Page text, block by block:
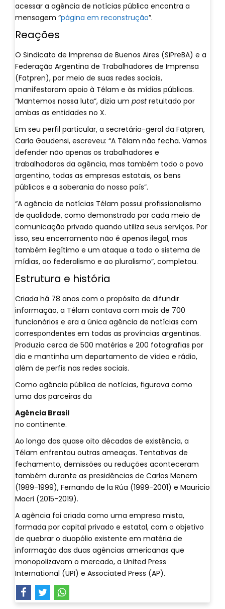
acessar a agência de notícias pública encontra a
mensagem “página em reconstrução”.
Reações
O Sindicato de Imprensa de Buenos Aires (SiPreBA) e a
Federação Argentina de Trabalhadores de Imprensa
(Fatpren), por meio de suas redes sociais,
manifestaram apoio à Télam e às mídias públicas.
“Mantemos nossa luta”, dizia um postretuitado por
ambas as entidades no X.
Em seu perfil particular, a secretária-geral da Fatpren,
Carla Gaudensi, escreveu: “A Télam não fecha. Vamos
defender não apenas os trabalhadores e
trabalhadoras da agência, mas também todo o povo
argentino, todas as empresas estatais, os bens
públicos e a soberania do nosso país”.
“A agência de notícias Télam possui profissionalismo
de qualidade, como demonstrado por cada meio de
comunicação privado quando utiliza seus serviços. Por
isso, seu encerramento não é apenas ilegal, mas
também ilegítimo e um ataque a todo o sistema de
mídias, ao federalismo e ao pluralismo”, completou.
Estrutura e história
Criada há 78 anos com o propósito de difundir
informação, a Télam contava com mais de 700
funcionários e era a única agência de notícias com
correspondentes em todas as províncias argentinas.
Produzia cerca de 500 matérias e 200 fotografias por
dia e mantinha um departamento de vídeo e rádio,
além de perfis nas redes sociais.
Como agência pública de notícias, figurava como
uma das parceiras da
Agência Brasil
no continente.
Ao longo das quase oito décadas de existência, a
Télam enfrentou outras ameaças. Tentativas de
fechamento, demissões ou reduções aconteceram
também durante as presidências de Carlos Menem
(1989-1999), Fernando de la Rúa (1999-2001) e Mauricio
Macri (2015-2019).
A agência foi criada como uma empresa mista,
formada por capital privado e estatal, com o objetivo
de quebrar o duopólio existente em matéria de
informação das duas agências americanas que
monopolizavam o mercado, a United Press
International (UPI) e Associated Press (AP).